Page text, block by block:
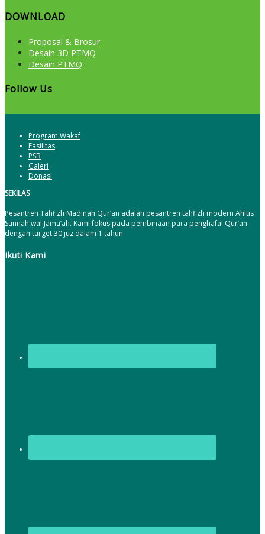
DOWNLOAD
Proposal & Brosur
Desain 3D PTMQ
Desain PTMQ
Follow Us
Program Wakaf
Fasilitas
PSB
Galeri
Donasi
SEKILAS
Pesantren Tahfizh Madinah Qur’an adalah pesantren tahfizh modern Ahlus
Sunnah wal Jama’ah. Kami fokus pada pembinaan para penghafal Qur’an
dengan target 30 juz dalam 1 tahun
Ikuti Kami